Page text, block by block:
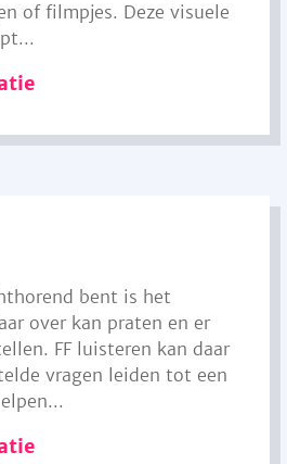
of filmpjes. Deze visuele
bent is het
over kan praten en er
FF luisteren kan daar
vragen leiden tot een